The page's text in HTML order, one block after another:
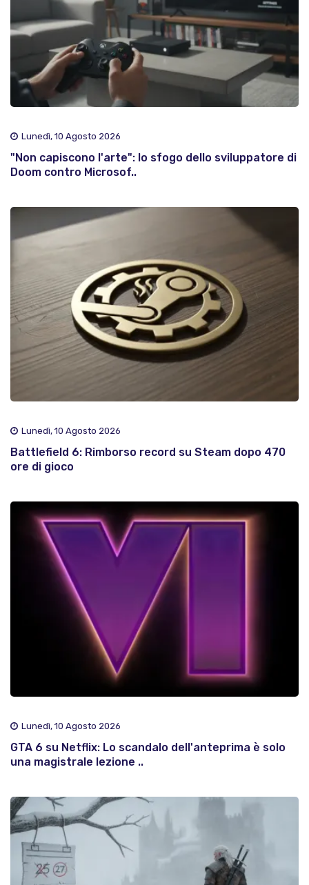
Lunedì, 10 Agosto 2026
"Non capiscono l'arte": lo sfogo dello sviluppatore di
Doom contro Microsof..
Lunedì, 10 Agosto 2026
Battlefield 6: Rimborso record su Steam dopo 470
ore di gioco
Lunedì, 10 Agosto 2026
GTA 6 su Netflix: Lo scandalo dell'anteprima è solo
una magistrale lezione ..